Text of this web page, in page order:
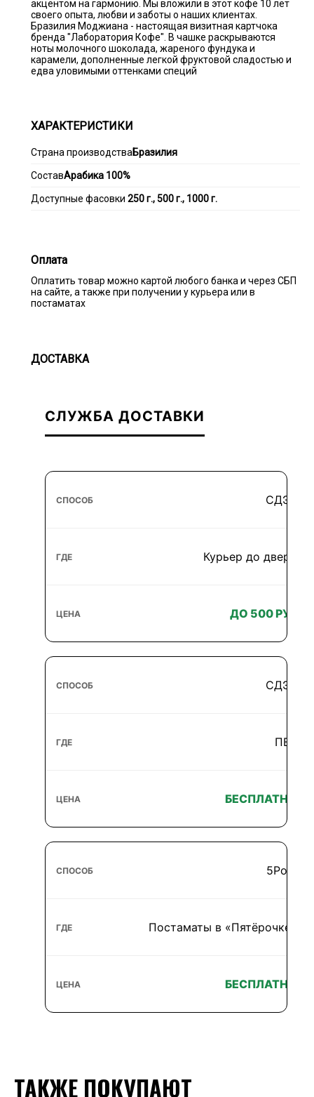
акцентом на гармонию. Мы вложили в этот кофе 10 лет
своего опыта, любви и заботы о наших клиентах.
Бразилия Моджиана - настоящая визитная картчока
бренда "Лаборатория Кофе". В чашке раскрываются
ноты молочного шоколада, жареного фундука и
карамели, дополненные легкой фруктовой сладостью и
едва уловимыми оттенками специй
ХАРАКТЕРИСТИКИ
Страна производства Бразилия
СоставАрабика 100%
Доступные фасовки 250 г., 500 г., 1000 г.
Оплата
Оплатить товар можно картой любого банка и через СБП
на сайте, а также при получении у курьера или в
постаматах
ДОСТАВКА
СЛУЖБА ДОСТАВКИ
СДЭК
Курьер до двери
ДО 500 РУБ
СДЭК
ПВЗ
БЕСПЛАТНО
5Post
Постаматы в «Пятёрочке»
БЕСПЛАТНО
ТАКЖЕ ПОКУПАЮТ